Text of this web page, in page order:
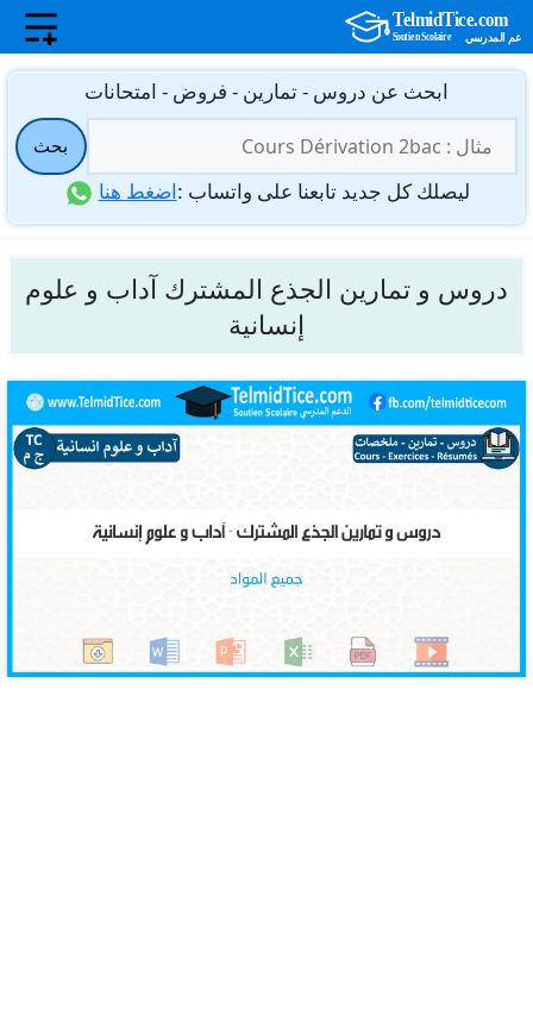
انتقل
المحتوى
ابحث عن دروس - تمارين - فروض - امتحانات
عن:
بحث
ليصلك كل جديد تابعنا على واتساب :اضغط هنا
دروس و تمارين الجذع المشترك آداب و علوم
إنسانية